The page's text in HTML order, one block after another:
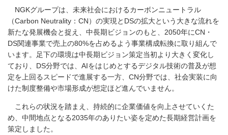
NGKグループは、未来社会におけるカーボンニュートラル
（Carbon Neutrality：CN）の実現とDSの拡大という大きな流れを
新たな発展機会と捉え、中長期ビジョンのもと、2050年にCN・
DS関連事業で売上の80%を占めるよう事業構成転換に取り組んで
います。足下の環境は中長期ビジョン策定当初より大きく変化し
ており、DS分野では、AIをはじめとするデジタル技術の普及が想
定を上回るスピードで進展する一方、CN分野では、社会実装に向
けた制度整備や市場形成が想定ほど進んでいません。
これらの状況を踏まえ、持続的に企業価値を向上させていくた
め、中間地点となる2035年のありたい姿を定めた長期経営計画を
策定しました。